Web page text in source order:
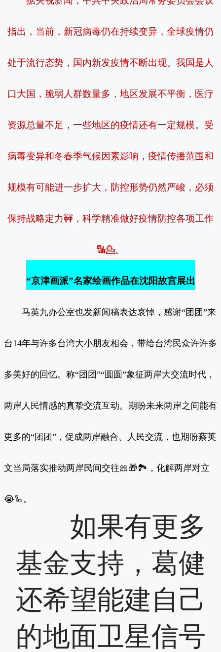
指出，当前，新冠病毒仍在持续变异，全球疫情仍
处于流行态势，国内新发疫情不断出现。我国是人
口大国，脆弱人群数量多，地区发展不平衡，医疗
资源总量不足，一些地区的疫情还有一定规模。受
病毒变异和冬春季气候因素影响，疫情传播范围和
规模有可能进一步扩大，防控形势仍然严峻，必须
保持战略定力🚧，科学精准做好疫情防控各项工作
🔣💁。
“京津画派”名家绘画作品在沈阳故宫展出
马英九办公室也发新闻稿表达哀悼，感谢“团团”来
台14年与许多台湾大小朋友相会，带给台湾民众许许多
多美好的回忆。称“团团”“圆圆”象征两岸大交流时代，
两岸人民情感的真挚交流互动。期盼未来两岸之间能有
更多的“团团”，促成两岸融合、人民交流，也期盼蔡英
文当局落实推动两岸民间交往🎀🎁🏞，化解两岸对立
😭🦾。
如果有更多
基金支持，葛健
还希望能建自己
的地面卫星信号